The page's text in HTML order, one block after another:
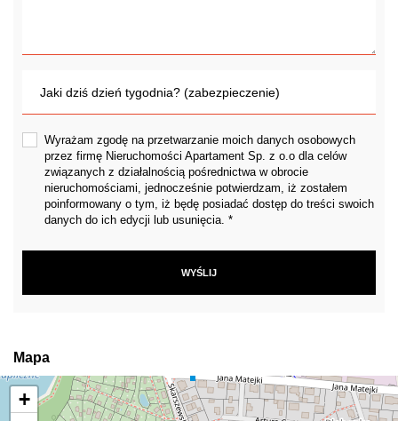
Wyrażam zgodę na przetwarzanie moich danych osobowych
przez firmę Nieruchomości Apartament Sp. z o.o dla celów
związanych z działalnością pośrednictwa w obrocie
nieruchomościami, jednocześnie potwierdzam, iż zostałem
poinformowany o tym, iż będę posiadać dostęp do treści swoich
danych do ich edycji lub usunięcia. *
Mapa
+